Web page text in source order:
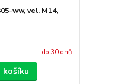
ww, vel. M14,
do 30 dnů
košíku